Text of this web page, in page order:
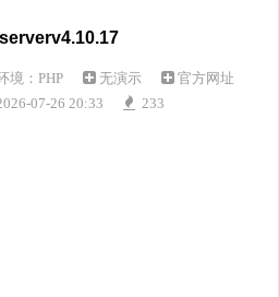
境：PHP 无演示
官方网址
07-26 20:33 233